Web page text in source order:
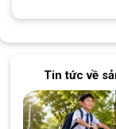
Tin tức về